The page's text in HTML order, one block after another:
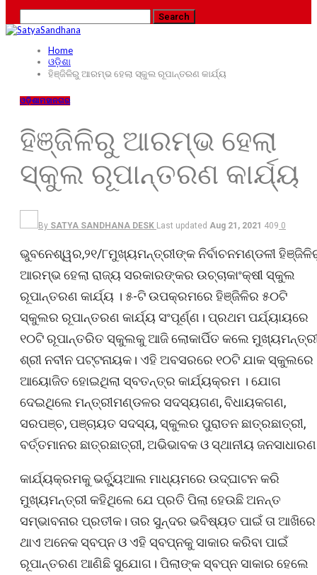
Home
ଓଡ଼ିଶା
ହିଞ୍ଜିଳିରୁ ଆରମ୍ଭ ହେଲା ସ୍କୁଲ ରୂପାନ୍ତରଣ କାର୍ଯ୍ୟ
ଓଡ଼ିଶାମହାନଗର
ହିଞ୍ଜିଳିରୁ ଆରମ୍ଭ ହେଲା
ସ୍କୁଲ ରୂପାନ୍ତରଣ କାର୍ଯ୍ୟ
By SATYA SANDHANA DESK Last updated Aug 21, 2021 409 0
ଭୁବନେଶ୍ୱର,୨୧/୮ମୁଖ୍ୟମନ୍ତ୍ରୀଙ୍କ ନିର୍ବାଚନମଣ୍ଡଳୀ
ଆରମ୍ଭ ହେଲା ରାଜ୍ୟ ସରକାରଙ୍କର ଉଚ୍ଚାକାଂକ୍ଷୀ ସ୍କୁଲ
ରୂପାନ୍ତରଣ କାର୍ଯ୍ୟ । ୫-ଟି ଉପକ୍ରମରେ ହିଞ୍ଜିଳିର ୫୦ଟି
ସ୍କୁଲର ରୂପାନ୍ତରଣ କାର୍ଯ୍ୟ ସଂପୂର୍ଣ୍ଣ। ପ୍ରଥମ ପର୍ଯ୍ୟାୟରେ
୧୦ଟି ରୂପାନ୍ତରିତ ସ୍କୁଲକୁ ଆଜି ଲୋକାର୍ପିତ କଲେ
ଶ୍ରୀ ନବୀନ ପଟ୍ଟନାୟକ। ଏହି ଅବସରରେ ୧୦ଟି ଯାକ ସ୍କୁଲରେ
ଆୟୋଜିତ ହୋଇଥିଲା ସ୍ବତନ୍ତ୍ର କାର୍ଯ୍ୟକ୍ରମ । ଯୋଗ
ଦେଇଥିଲେ ମନ୍ତ୍ରୀମଣ୍ଡଳର ସଦସ୍ୟଗଣ, ବିଧାୟକଗଣ,
ସରପଞ୍ଚ, ପଞ୍ଚାୟତ ସଦସ୍ୟ, ସ୍କୁଲର ପୁରାତନ ଛାତ୍ରଛାତ୍ରୀ,
ବର୍ତ୍ତମାନର ଛାତ୍ରଛାତ୍ରୀ, ଅଭିଭାବକ ଓ ସ୍ଥାନୀୟ ଜନସାଧାରଣ
କାର୍ଯ୍ୟକ୍ରମକୁ ଭର୍ଚ୍ୟୁଆଲ ମାଧ୍ୟମରେ ଉଦ୍‌ଘାଟନ କରି
ମୁଖ୍ୟମନ୍ତ୍ରୀ କହିଥିଲେ ଯେ ପ୍ରତି ପିଲା ହେଉଛି ଅନନ୍ତ
ସମ୍ଭାବନାର ପ୍ରତୀକ। ତାର ସୁନ୍ଦର ଭବିଷ୍ୟତ ପାଇଁ ତା ଆଖିରେ
ଥାଏ ଅନେକ ସ୍ବପ୍ନ ଓ ଏହି ସ୍ବପ୍ନକୁ ସାକାର କରିବା ପାଇଁ
ରୂପାନ୍ତରଣ ଆଣିଛି ସୁଯୋଗ। ପିଲାଙ୍କ ସ୍ବପ୍ନ ସାକାର ହେଲେ